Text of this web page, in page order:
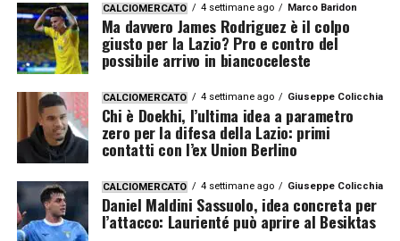
CALCIOMERCATO 4 settimane ago Marco Baridon
Ma davvero James Rodriguez è il colpo
giusto per la Lazio? Pro e contro del
possibile arrivo in biancoceleste
CALCIOMERCATO 4 settimane ago Giuseppe Colicchia
Chi è Doekhi, l’ultima idea a parametro
zero per la difesa della Lazio: primi
contatti con l’ex Union Berlino
CALCIOMERCATO 4 settimane ago Giuseppe Colicchia
Daniel Maldini Sassuolo, idea concreta per
l’attacco: Laurienté può aprire al Besiktas